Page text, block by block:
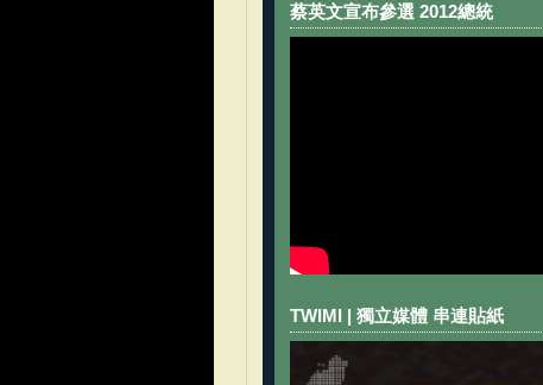
蔡英文宣布參選 2012總統
TWIMI | 獨立媒體 串連貼紙